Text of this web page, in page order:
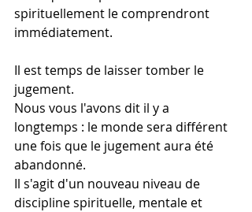
spirituellement le comprendront
immédiatement.
Il est temps de laisser tomber le
jugement.
Nous vous l'avons dit il y a
longtemps : le monde sera différent
une fois que le jugement aura été
abandonné.
Il s'agit d'un nouveau niveau de
discipline spirituelle, mentale et